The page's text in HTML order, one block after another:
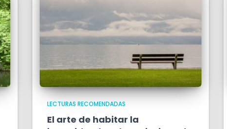
LECTURAS RECOMENDADAS
El arte de habitar la